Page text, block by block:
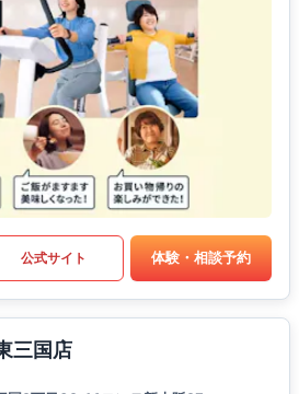
公式サイト 体験・相談予約
三国店